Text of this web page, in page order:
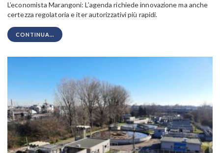
L’economista Marangoni: L’agenda richiede innovazione ma anche
certezza regolatoria e iter autorizzativi più rapidi.
CONTINUA...